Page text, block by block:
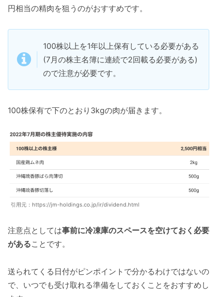
円相当の精肉を狙うのがおすすめです。
100株以上を1年以上保有している必要がある
(7月の株主名簿に連続で2回載る必要がある)
ので注意が必要です。
100株保有で下のとおり3kgの肉が届きます。
引用元：https://jm-holdings.co.jp/ir/dividend.html
注意点としては事前に冷凍庫のスペースを空けておく必要
があることです。
送られてくる日付がピンポイントで分かるわけではないの
で、いつでも受け取れる準備をしておくことをおすすめし